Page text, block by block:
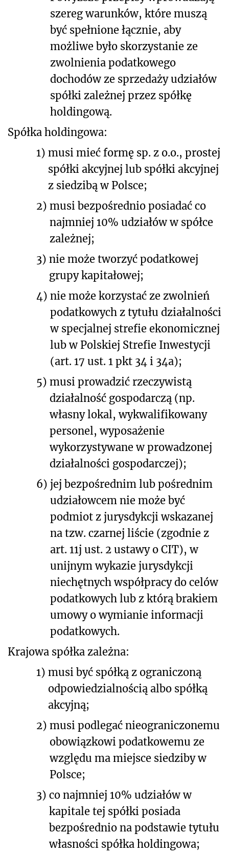
szereg warunków, które muszą
być spełnione łącznie, aby
możliwe było skorzystanie ze
zwolnienia podatkowego
dochodów ze sprzedaży udziałów
spółki zależnej przez spółkę
holdingową.
Spółka holdingowa:
1) musi mieć formę sp. z o.o., prostej
spółki akcyjnej lub spółki akcyjnej
z siedzibą w Polsce;
2) musi bezpośrednio posiadać co
najmniej 10% udziałów w spółce
zależnej;
3) nie może tworzyć podatkowej
grupy kapitałowej;
4) nie może korzystać ze zwolnień
podatkowych z tytułu działalności
w specjalnej strefie ekonomicznej
lub w Polskiej Strefie Inwestycji
(art. 17 ust. 1 pkt 34 i 34a);
5) musi prowadzić rzeczywistą
działalność gospodarczą (np.
własny lokal, wykwalifikowany
personel, wyposażenie
wykorzystywane w prowadzonej
działalności gospodarczej);
6) jej bezpośrednim lub pośrednim
udziałowcem nie może być
podmiot z jurysdykcji wskazanej
na tzw. czarnej liście (zgodnie z
art. 11j ust. 2 ustawy o CIT), w
unijnym wykazie jurysdykcji
niechętnych współpracy do celów
podatkowych lub z którą brakiem
umowy o wymianie informacji
podatkowych.
Krajowa spółka zależna:
1) musi być spółką z ograniczoną
odpowiedzialnością albo spółką
akcyjną;
2) musi podlegać nieograniczonemu
obowiązkowi podatkowemu ze
względu ma miejsce siedziby w
Polsce;
3) co najmniej 10% udziałów w
kapitale tej spółki posiada
bezpośrednio na podstawie tytułu
własności spółka holdingowa;